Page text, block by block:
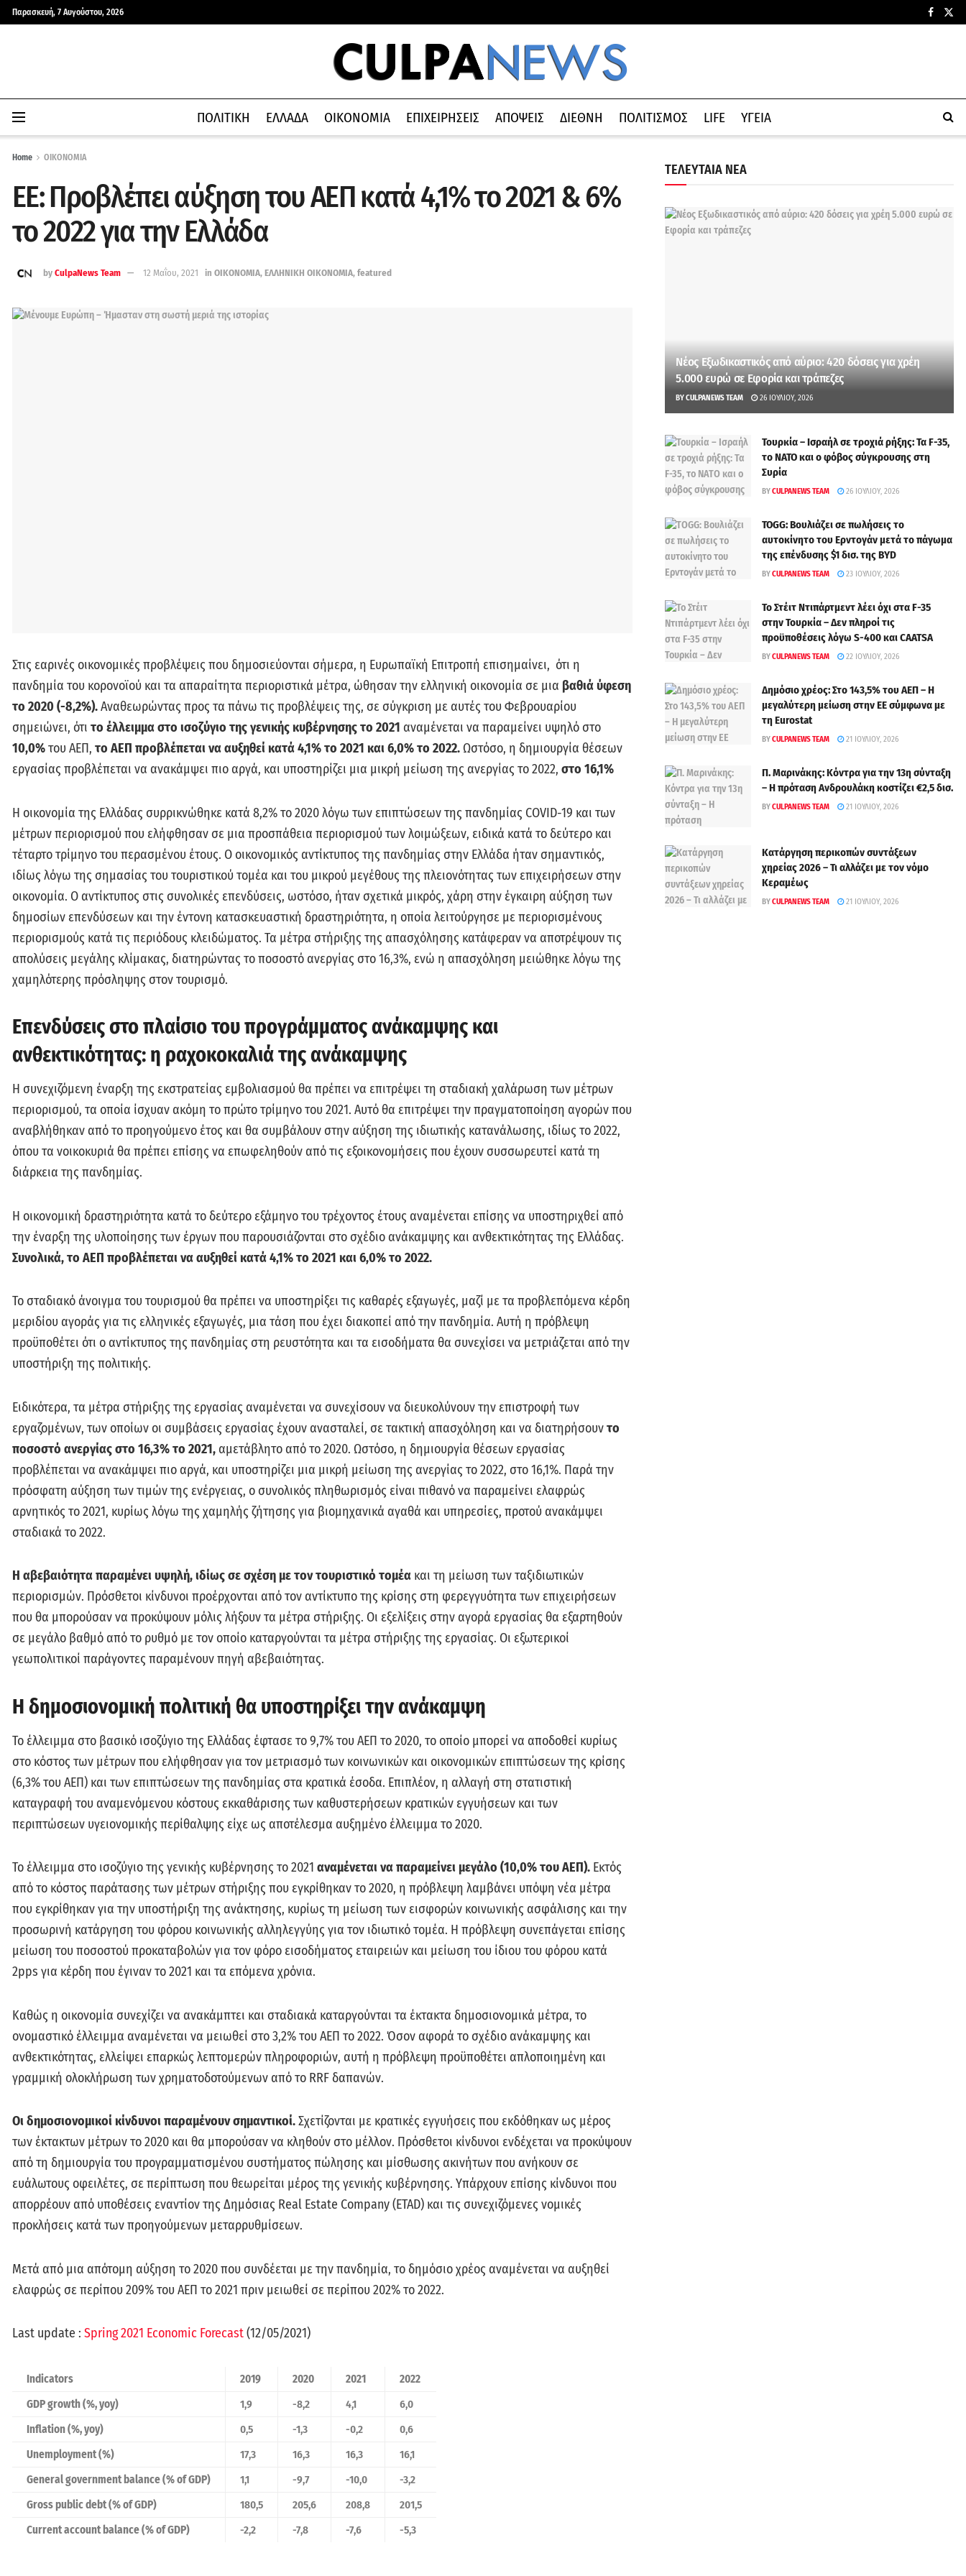
Παρασκευή, 7 Αυγούστου, 2026
ΠΟΛΙΤΙΚΗ ΕΛΛΑΔΑ ΟΙΚΟΝΟΜΙΑ ΕΠΙΧΕΙΡΗΣΕΙΣ ΑΠΟΨΕΙΣ ΔΙΕΘΝΗ ΠΟΛΙΤΙΣΜΟΣ LIFE ΥΓΕΙΑ
Home ΟΙΚΟΝΟΜΙΑ
ΕΕ: Προβλέπει αύξηση του ΑΕΠ κατά 4,1% το 2021 & 6%
το 2022 για την Ελλάδα
by CulpaNews Team 12 Μαΐου, 2021 in ΟΙΚΟΝΟΜΙΑ, ΕΛΛΗΝΙΚΗ ΟΙΚΟΝΟΜΙΑ, featured
Στις εαρινές οικονομικές προβλέψεις που δημοσιεύονται σήμερα, η Ευρωπαϊκή Επιτροπή επισημαίνει, ότι η
πανδημία του κορονοϊού και τα απαραίτητα περιοριστικά μέτρα, ώθησαν την ελληνική οικονομία σε μια βαθιά ύφεση
το 2020 (-8,2%).Αναθεωρώντας προς τα πάνω τις προβλέψεις της, σε σύγκριση με αυτές του Φεβρουαρίου
σημειώνει, ότι το έλλειμμα στο ισοζύγιο της γενικής κυβέρνησης το 2021 αναμένεται να παραμείνει υψηλό στο
10,0%του ΑΕΠ, το ΑΕΠ προβλέπεται να αυξηθεί κατά 4,1% το 2021 και 6,0% το 2022.Ωστόσο, η δημιουργία θέσεων
εργασίας προβλέπεται να ανακάμψει πιο αργά, και υποστηρίζει μια μικρή μείωση της ανεργίας το 2022, στο 16,1%
Η οικονομία της Ελλάδας συρρικνώθηκε κατά 8,2% το 2020 λόγω των επιπτώσεων της πανδημίας COVID-19 και των
μέτρων περιορισμού που ελήφθησαν σε μια προσπάθεια περιορισμού των λοιμώξεων, ειδικά κατά το δεύτερο και
τέταρτο τρίμηνο του περασμένου έτους. Ο οικονομικός αντίκτυπος της πανδημίας στην Ελλάδα ήταν σημαντικός,
ιδίως λόγω της σημασίας του τουριστικού τομέα και του μικρού μεγέθους της πλειονότητας των επιχειρήσεων στην
οικονομία. Ο αντίκτυπος στις συνολικές επενδύσεις, ωστόσο, ήταν σχετικά μικρός, χάρη στην έγκαιρη αύξηση των
δημοσίων επενδύσεων και την έντονη κατασκευαστική δραστηριότητα, η οποία λειτούργησε με περιορισμένους
περιορισμούς κατά τις περιόδους κλειδώματος. Τα μέτρα στήριξης της απασχόλησης κατάφεραν να αποτρέψουν τις
απολύσεις μεγάλης κλίμακας, διατηρώντας το ποσοστό ανεργίας στο 16,3%, ενώ η απασχόληση μειώθηκε λόγω της
χαμηλότερης πρόσληψης στον τουρισμό.
Επενδύσεις στο πλαίσιο του προγράμματος ανάκαμψης και
ανθεκτικότητας: η ραχοκοκαλιά της ανάκαμψης
Η συνεχιζόμενη έναρξη της εκστρατείας εμβολιασμού θα πρέπει να επιτρέψει τη σταδιακή χαλάρωση των μέτρων
περιορισμού, τα οποία ίσχυαν ακόμη το πρώτο τρίμηνο του 2021. Αυτό θα επιτρέψει την πραγματοποίηση αγορών που
αναβλήθηκαν από το προηγούμενο έτος και θα συμβάλουν στην αύξηση της ιδιωτικής κατανάλωσης, ιδίως το 2022,
όπου τα νοικοκυριά θα πρέπει επίσης να επωφεληθούν από τις εξοικονομήσεις που έχουν συσσωρευτεί κατά τη
διάρκεια της πανδημίας.
Η οικονομική δραστηριότητα κατά το δεύτερο εξάμηνο του τρέχοντος έτους αναμένεται επίσης να υποστηριχθεί από
την έναρξη της υλοποίησης των έργων που παρουσιάζονται στο σχέδιο ανάκαμψης και ανθεκτικότητας της Ελλάδας.
Συνολικά, το ΑΕΠ προβλέπεται να αυξηθεί κατά 4,1% το 2021 και 6,0% το 2022.
Το σταδιακό άνοιγμα του τουρισμού θα πρέπει να υποστηρίξει τις καθαρές εξαγωγές, μαζί με τα προβλεπόμενα κέρδη
μεριδίου αγοράς για τις ελληνικές εξαγωγές, μια τάση που έχει διακοπεί από την πανδημία. Αυτή η πρόβλεψη
προϋποθέτει ότι ο αντίκτυπος της πανδημίας στη ρευστότητα και τα εισοδήματα θα συνεχίσει να μετριάζεται από την
υποστήριξη της πολιτικής.
Ειδικότερα, τα μέτρα στήριξης της εργασίας αναμένεται να συνεχίσουν να διευκολύνουν την επιστροφή των
εργαζομένων, των οποίων οι συμβάσεις εργασίας έχουν ανασταλεί, σε τακτική απασχόληση και να διατηρήσουντο
ποσοστό ανεργίας στο 16,3% το 2021, αμετάβλητο από το 2020. Ωστόσο, η δημιουργία θέσεων εργασίας
προβλέπεται να ανακάμψει πιο αργά, και υποστηρίζει μια μικρή μείωση της ανεργίας το 2022, στο 16,1%. Παρά την
πρόσφατη αύξηση των τιμών της ενέργειας, ο συνολικός πληθωρισμός είναι πιθανό να παραμείνει ελαφρώς
αρνητικός το 2021, κυρίως λόγω της χαμηλής ζήτησης για βιομηχανικά αγαθά και υπηρεσίες, προτού ανακάμψει
σταδιακά το 2022.
Η αβεβαιότητα παραμένει υψηλή, ιδίως σε σχέση με τον τουριστικό τομέα και τη μείωση των ταξιδιωτικών
περιορισμών. Πρόσθετοι κίνδυνοι προέρχονται από τον αντίκτυπο της κρίσης στη φερεγγυότητα των επιχειρήσεων
που θα μπορούσαν να προκύψουν μόλις λήξουν τα μέτρα στήριξης. Οι εξελίξεις στην αγορά εργασίας θα εξαρτηθούν
σε μεγάλο βαθμό από το ρυθμό με τον οποίο καταργούνται τα μέτρα στήριξης της εργασίας. Οι εξωτερικοί
γεωπολιτικοί παράγοντες παραμένουν πηγή αβεβαιότητας.
Η δημοσιονομική πολιτική θα υποστηρίξει την ανάκαμψη
Το έλλειμμα στο βασικό ισοζύγιο της Ελλάδας έφτασε το 9,7% του ΑΕΠ το 2020, το οποίο μπορεί να αποδοθεί κυρίως
στο κόστος των μέτρων που ελήφθησαν για τον μετριασμό των κοινωνικών και οικονομικών επιπτώσεων της κρίσης
(6,3% του ΑΕΠ) και των επιπτώσεων της πανδημίας στα κρατικά έσοδα. Επιπλέον, η αλλαγή στη στατιστική
καταγραφή του αναμενόμενου κόστους εκκαθάρισης των καθυστερήσεων κρατικών εγγυήσεων και των
περιπτώσεων υγειονομικής περίθαλψης είχε ως αποτέλεσμα αυξημένο έλλειμμα το 2020.
Το έλλειμμα στο ισοζύγιο της γενικής κυβέρνησης το 2021 αναμένεται να παραμείνει μεγάλο (10,0% του ΑΕΠ). Εκτός
από το κόστος παράτασης των μέτρων στήριξης που εγκρίθηκαν το 2020, η πρόβλεψη λαμβάνει υπόψη νέα μέτρα
που εγκρίθηκαν για την υποστήριξη της ανάκτησης, κυρίως τη μείωση των εισφορών κοινωνικής ασφάλισης και την
προσωρινή κατάργηση του φόρου κοινωνικής αλληλεγγύης για τον ιδιωτικό τομέα. Η πρόβλεψη συνεπάγεται επίσης
μείωση του ποσοστού προκαταβολών για τον φόρο εισοδήματος εταιρειών και μείωση του ίδιου του φόρου κατά
2pps για κέρδη που έγιναν το 2021 και τα επόμενα χρόνια.
Καθώς η οικονομία συνεχίζει να ανακάμπτει και σταδιακά καταργούνται τα έκτακτα δημοσιονομικά μέτρα, το
ονομαστικό έλλειμμα αναμένεται να μειωθεί στο 3,2% του ΑΕΠ το 2022. Όσον αφορά το σχέδιο ανάκαμψης και
ανθεκτικότητας, ελλείψει επαρκώς λεπτομερών πληροφοριών, αυτή η πρόβλεψη προϋποθέτει απλοποιημένη και
γραμμική ολοκλήρωση των χρηματοδοτούμενων από το RRF δαπανών.
Οι δημοσιονομικοί κίνδυνοι παραμένουν σημαντικοί.Σχετίζονται με κρατικές εγγυήσεις που εκδόθηκαν ως μέρος
των έκτακτων μέτρων το 2020 και θα μπορούσαν να κληθούν στο μέλλον. Πρόσθετοι κίνδυνοι ενδέχεται να προκύψουν
από τη δημιουργία του προγραμματισμένου συστήματος πώλησης και μίσθωσης ακινήτων που ανήκουν σε
ευάλωτους οφειλέτες, σε περίπτωση που θεωρείται μέρος της γενικής κυβέρνησης. Υπάρχουν επίσης κίνδυνοι που
απορρέουν από υποθέσεις εναντίον της Δημόσιας Real Estate Company (ETAD) και τις συνεχιζόμενες νομικές
προκλήσεις κατά των προηγούμενων μεταρρυθμίσεων.
Μετά από μια απότομη αύξηση το 2020 που συνδέεται με την πανδημία, το δημόσιο χρέος αναμένεται να αυξηθεί
ελαφρώς σε περίπου 209% του ΑΕΠ το 2021 πριν μειωθεί σε περίπου 202% το 2022.
Last update : Spring 2021 Economic Forecast(12/05/2021)
Indicators 2019 2020 2021
2022
GDP growth (%, yoy)
1,9 -8,2 4,1
6,0
Inflation (%, yoy)
0,5 -1,3 -0,2
0,6
Unemployment (%)
17,3 16,3 16,3
16,1
General government balance (% of GDP)
1,1 -9,7 -10,0
-3,2
Gross public debt (% of GDP)
180,5 205,6 208,8
201,5
Current account balance (% of GDP)
-2,2 -7,8 -7,6 -5,3
ΤΕΛΕΥΤΑΙΑ ΝΕΑ
Νέος Εξωδικαστικός από αύριο: 420 δόσεις για χρέη
5.000 ευρώ σε Εφορία και τράπεζες
BYCULPANEWS TEAM 26 ΙΟΥΛΊΟΥ, 2026
Τουρκία – Ισραήλ σε τροχιά ρήξης: Τα F-35,
το ΝΑΤΟ και ο φόβος σύγκρουσης στη
Συρία
BYCULPANEWS TEAM 26 ΙΟΥΛΊΟΥ, 2026
TOGG: Βουλιάζει σε πωλήσεις το
αυτοκίνητο του Ερντογάν μετά το πάγωμα
της επένδυσης $1 δισ. της BYD
BYCULPANEWS TEAM 23 ΙΟΥΛΊΟΥ, 2026
Το Στέιτ Ντιπάρτμεντ λέει όχι στα F-35
στην Τουρκία – Δεν πληροί τις
προϋποθέσεις λόγω S-400 και CAATSA
BYCULPANEWS TEAM 22 ΙΟΥΛΊΟΥ, 2026
Δημόσιο χρέος: Στο 143,5% του ΑΕΠ – Η
μεγαλύτερη μείωση στην ΕΕ σύμφωνα με
τη Eurostat
BYCULPANEWS TEAM 21 ΙΟΥΛΊΟΥ, 2026
Π. Μαρινάκης: Κόντρα για την 13η σύνταξη
– Η πρόταση Ανδρουλάκη κοστίζει €2,5 δισ.
BYCULPANEWS TEAM 21 ΙΟΥΛΊΟΥ, 2026
Κατάργηση περικοπών συντάξεων
χηρείας 2026 – Τι αλλάζει με τον νόμο
Κεραμέως
BYCULPANEWS TEAM 21 ΙΟΥΛΊΟΥ, 2026